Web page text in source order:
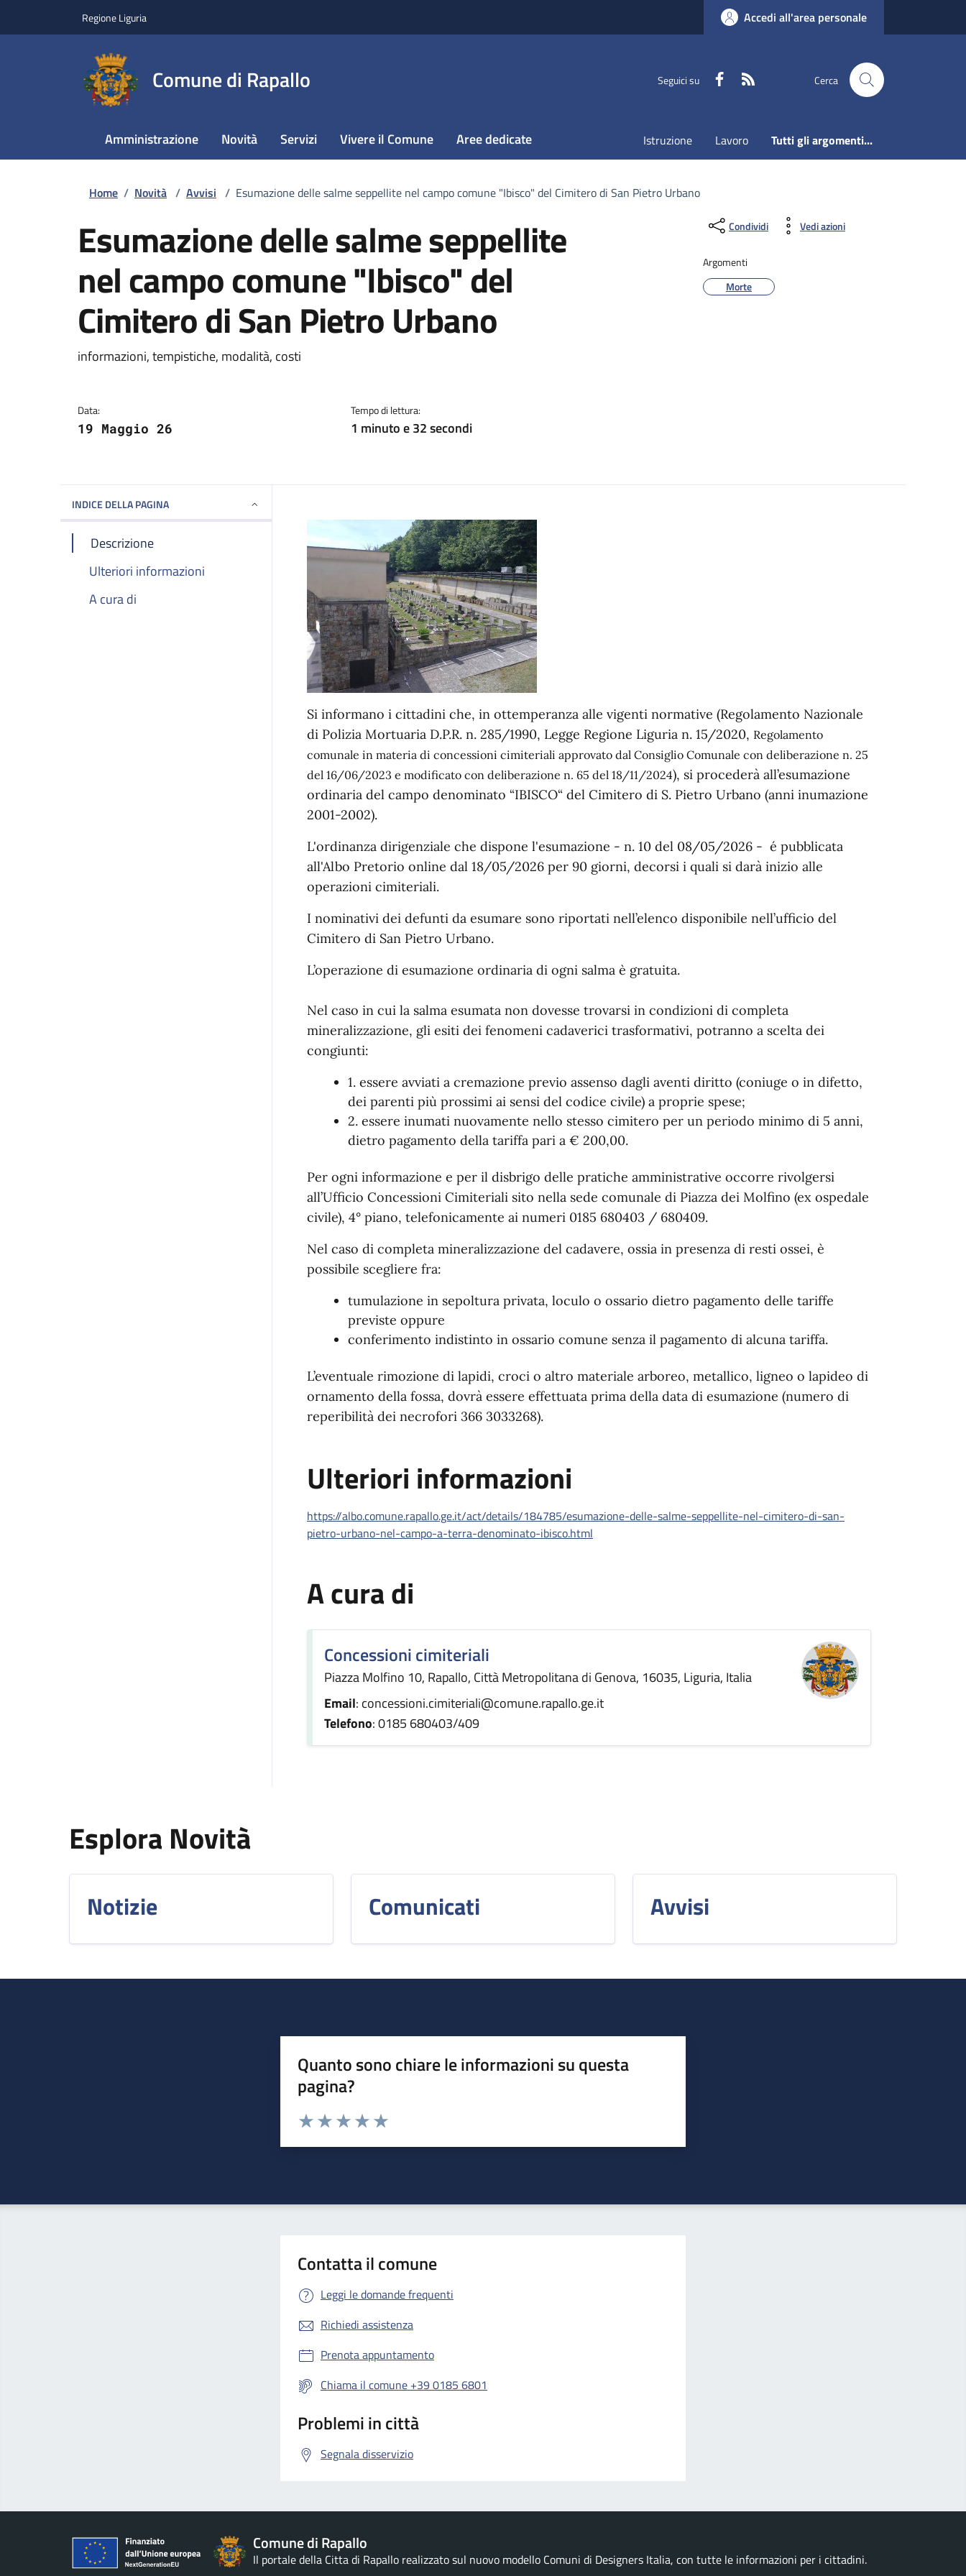
Regione Liguria Accedi all'area personale
Comune di Rapallo Seguici su Faceboook Cerca
Amministrazione Novità Servizi Vivere il Comune Aree dedicate Istruzione Lavoro Tutti gli argomenti...
Home / Novità / Avvisi / Esumazione delle salme seppellite nel campo comune "Ibisco" del Cimitero di San Pietro Urbano
Esumazione delle salme seppellite
nel campo comune "Ibisco" del
Cimitero di San Pietro Urbano
Dettagli della notizia
informazioni, tempistiche, modalità, costi
Data:
19 Maggio 26
Tempo di lettura:
1 minuto e 32 secondi
Condividi Vedi azioni
Argomenti
Morte
INDICE DELLA PAGINA
Descrizione
Ulteriori informazioni
A cura di
Si informano i cittadini che, in ottemperanza alle vigenti normative (Regolamento Nazionale
di Polizia Mortuaria D.P.R. n. 285/1990, Legge Regione Liguria n. 15/2020, Regolamento
comunale in materia di concessioni cimiteriali approvato dal Consiglio Comunale con deliberazione n. 25
del 16/06/2023 e modificato con deliberazione n. 65 del 18/11/2024), si procederà all’esumazione
ordinaria del campo denominato “IBISCO“ del Cimitero di S. Pietro Urbano (anni inumazione
2001-2002).
L'ordinanza dirigenziale che dispone l'esumazione - n. 10 del 08/05/2026 - é pubblicata
all'Albo Pretorio online dal 18/05/2026 per 90 giorni, decorsi i quali si darà inizio alle
operazioni cimiteriali.
I nominativi dei defunti da esumare sono riportati nell’elenco disponibile nell’ufficio del
Cimitero di San Pietro Urbano.
L’operazione di esumazione ordinaria di ogni salma è gratuita.
Nel caso in cui la salma esumata non dovesse trovarsi in condizioni di completa
mineralizzazione, gli esiti dei fenomeni cadaverici trasformativi, potranno a scelta dei
congiunti:
1. essere avviati a cremazione previo assenso dagli aventi diritto (coniuge o in difetto,
dei parenti più prossimi ai sensi del codice civile) a proprie spese;
2. essere inumati nuovamente nello stesso cimitero per un periodo minimo di 5 anni,
dietro pagamento della tariffa pari a € 200,00.
Per ogni informazione e per il disbrigo delle pratiche amministrative occorre rivolgersi
all’Ufficio Concessioni Cimiteriali sito nella sede comunale di Piazza dei Molfino (ex ospedale
civile), 4° piano, telefonicamente ai numeri 0185 680403 / 680409.
Nel caso di completa mineralizzazione del cadavere, ossia in presenza di resti ossei, è
possibile scegliere fra:
tumulazione in sepoltura privata, loculo o ossario dietro pagamento delle tariffe
previste oppure
conferimento indistinto in ossario comune senza il pagamento di alcuna tariffa.
L’eventuale rimozione di lapidi, croci o altro materiale arboreo, metallico, ligneo o lapideo di
ornamento della fossa, dovrà essere effettuata prima della data di esumazione (numero di
reperibilità dei necrofori 366 3033268).
Ulteriori informazioni
https://albo.comune.rapallo.ge.it/act/details/184785/esumazione-delle-salme-seppellite-nel-cimitero-di-san-
pietro-urbano-nel-campo-a-terra-denominato-ibisco.html
A cura di
Concessioni cimiteriali
Piazza Molfino 10, Rapallo, Città Metropolitana di Genova, 16035, Liguria, Italia
Email: concessioni.cimiteriali@comune.rapallo.ge.it
Telefono: 0185 680403/409
Esplora Novità
Notizie Comunicati Avvisi
Quanto sono chiare le informazioni su questa
pagina?
Valuta da 1 a 5 stelle la pagina
Contatta il comune
Leggi le domande frequenti
Richiedi assistenza
Prenota appuntamento
Chiama il comune +39 0185 6801
Problemi in città
Segnala disservizio
Comune di Rapallo
Il portale della Citta di Rapallo realizzato sul nuovo modello Comuni di Designers Italia, con tutte le informazioni per i cittadini.